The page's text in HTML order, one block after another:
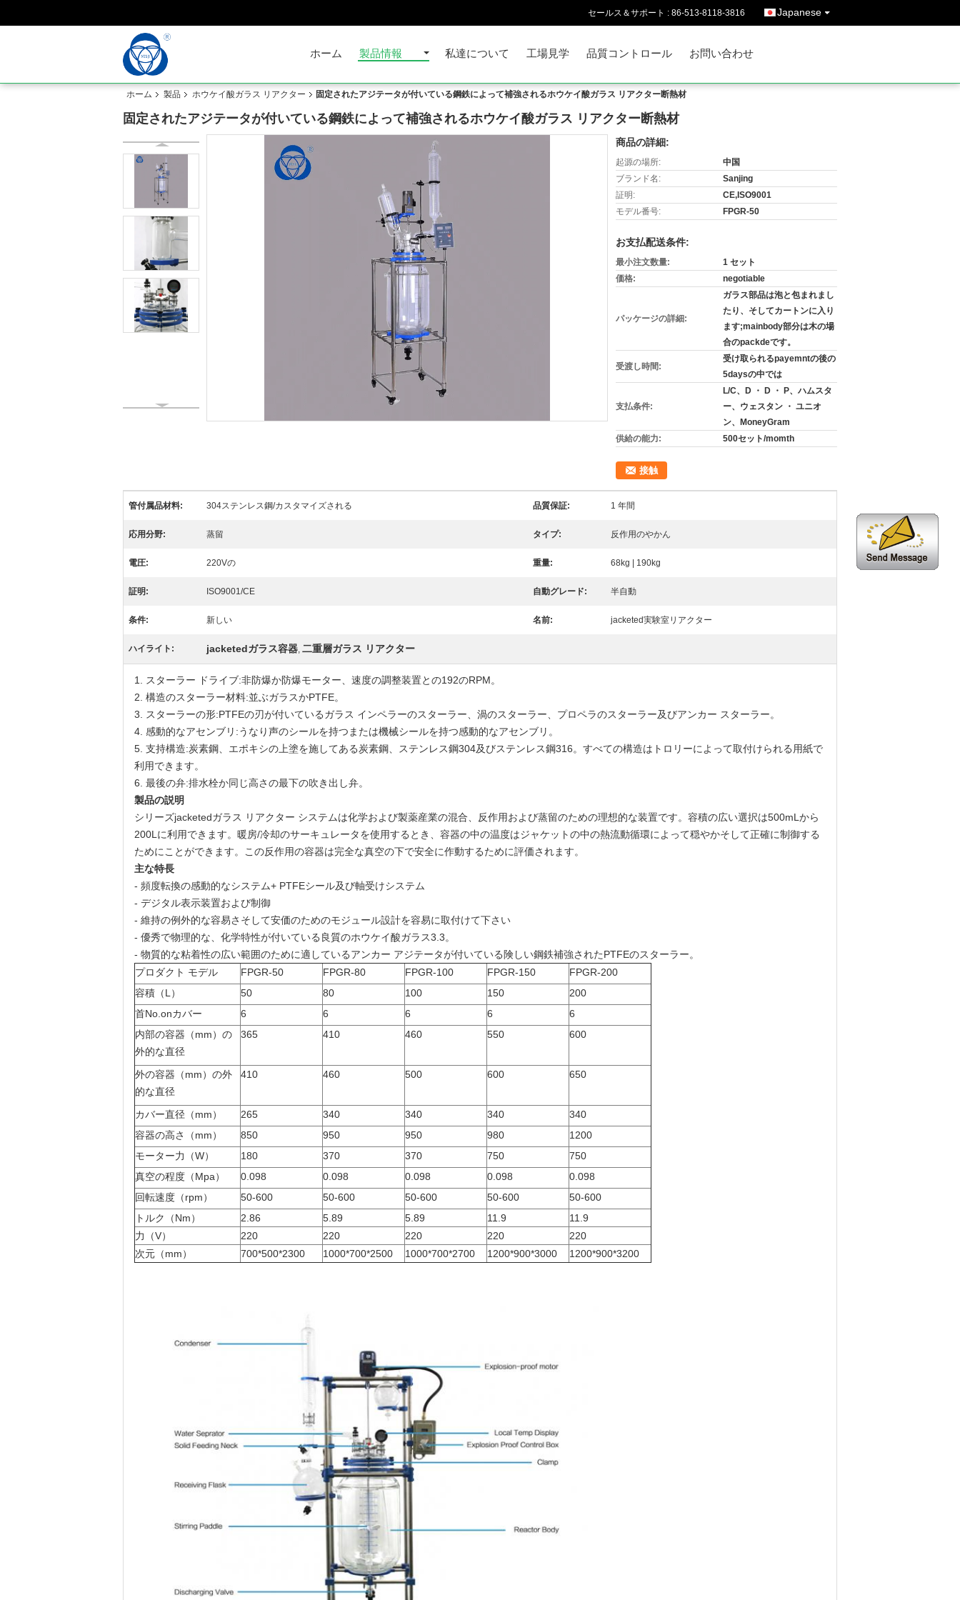
セールス＆サポート : 86-513-8118-3816 Japanese
ホーム 製品情報 私達について 工場見学 品質コントロール お問い合わせ
ホーム 製品 ホウケイ酸ガラス リアクター 固定されたアジテータが付いている鋼鉄によって補強されるホウケイ酸ガラス リアクター断熱材
固定されたアジテータが付いている鋼鉄によって補強されるホウケイ酸ガラス リアクター断熱材
商品の詳細:
起源の場所:
中国
ブランド名:
Sanjing
証明:
CE,ISO9001
モデル番号:
FPGR-50
お支払配送条件:
最小注文数量:
1 セット
価格:
negotiable
パッケージの詳細:
ガラス部品は泡と包まれまし
たり、そしてカートンに入り
ます;mainbody部分は木の場
合のpackdeです。
受渡し時間:
受け取られるpayemntの後の
5daysの中では
支払条件:
L/C、D ・ D ・ P、ハムスタ
ー、ウェスタン ・ ユニオ
ン、MoneyGram
供給の能力:
500セット/momth
接触
管付属品材料: 304ステンレス鋼/カスタマイズされる 品質保証: 1 年間
応用分野: 蒸留 タイプ: 反作用のやかん
電圧: 220Vの 重量: 68kg | 190kg
証明: ISO9001/CE 自動グレード: 半自動
条件: 新しい 名前: jacketed実験室リアクター
ハイライト: jacketedガラス容器, 二重層ガラス リアクター
1.
スターラー ドライブ:非防爆か防爆モーター、速度の調整装置との192のRPM。
2. 構造のスターラー材料:並ぶガラスかPTFE。
3.
スターラーの形:PTFEの刃が付いているガラス インペラーのスターラー、渦のスターラー、プロペラのスターラー及びアンカー スターラー。
4. 感動的なアセンブリ:うなり声のシールを持つまたは機械シールを持つ感動的なアセンブリ。
5. 支持構造:炭素鋼、エポキシの上塗を施してある炭素鋼、ステンレス鋼304及びステンレス鋼316。すべての構造はトロリーによって取付けられる用紙で
利用できます。
6. 最後の弁:排水栓か同じ高さの最下の吹き出し弁。
製品の説明
シリーズjacketedガラス リアクター システムは化学および製薬産業の混合、反作用および蒸留のための理想的な装置です。容積の広い選択は500mLから
200Lに利用できます。暖房/冷却のサーキュレータを使用するとき、容器の中の温度はジャケットの中の熱流動循環によって穏やかそして正確に制御する
ためにことができます。この反作用の容器は完全な真空の下で安全に作動するために評価されます。
主な特長
- 頻度転換の感動的なシステム+ PTFEシール及び軸受けシステム
- デジタル表示装置および制御
- 維持の例外的な容易さそして安価のためのモジュール設計を容易に取付けて下さい
- 優秀で物理的な、化学特性が付いている良質のホウケイ酸ガラス3.3。
- 物質的な粘着性の広い範囲のために適しているアンカー アジテータが付いている険しい鋼鉄補強されたPTFEのスターラー。
プロダクト モデル
FPGR-50 FPGR-80 FPGR-100 FPGR-150
FPGR-200
容積（L）
50 80 100 150
200
首No.onカバー
6 6 6 6
6
内部の容器（mm）の
外的な直径
365 410 460 550 600
外の容器（mm）の外
的な直径
410 460 500 600 650
カバー直径（mm） 265 340 340 340
340
容器の高さ（mm）
850 950 950 980
1200
モーター力（W）
180 370 370 750
750
真空の程度（Mpa）
0.098 0.098 0.098 0.098
0.098
回転速度（rpm）
50-600 50-600 50-600 50-600
50-600
トルク（Nm）
2.86 5.89 5.89 11.9
11.9
力（V）
220 220 220 220
220
次元（mm）
700*500*2300 1000*700*2500 1000*700*2700 1200*900*3000 1200*900*3200